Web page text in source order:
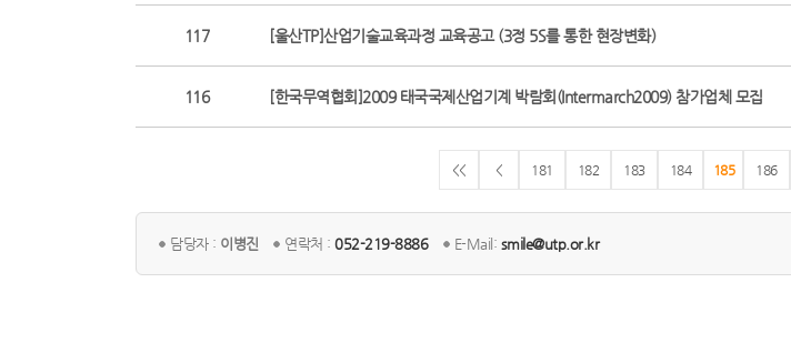
117 [울산TP]산업기술교육과정 교육공고 (3정 5S를 통한 현장변화)
116 [한국무역협회]2009 태국국제산업기계 박람회(Intermarch2009) 참가업체 모집
<< < 181 182 183 184 185 186
담당자 : 이병진 연락처 : 052-219-8886 E-Mail: smile@utp.or.kr